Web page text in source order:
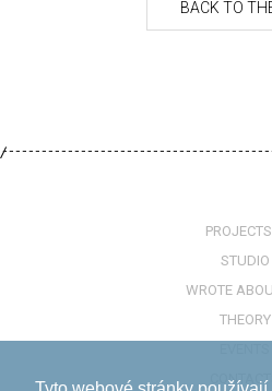
PROJECTS
STUDIO
WROTE
THEORY